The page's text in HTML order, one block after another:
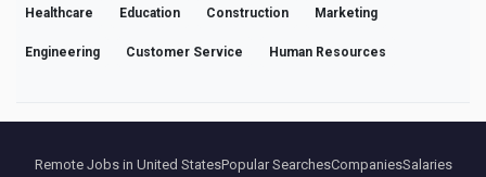
Healthcare Education Construction Marketing
Engineering Customer Service Human Resources
Remote Jobs in United StatesPopular SearchesCompaniesSalaries